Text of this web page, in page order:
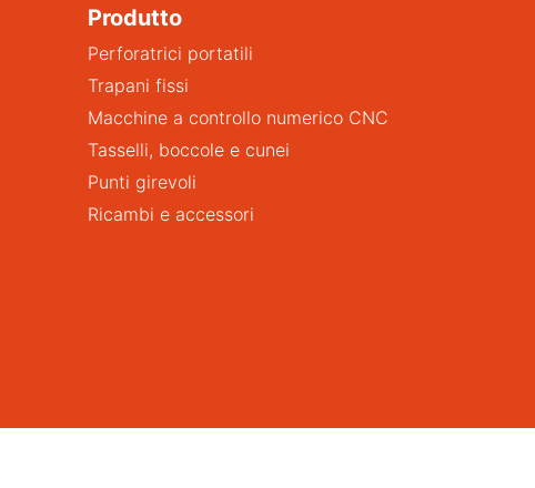
Produtto
Perforatrici portatili
Trapani fissi
Macchine a controllo numerico CNC
Tasselli, boccole e cunei
Punti girevoli
Ricambi e accessori